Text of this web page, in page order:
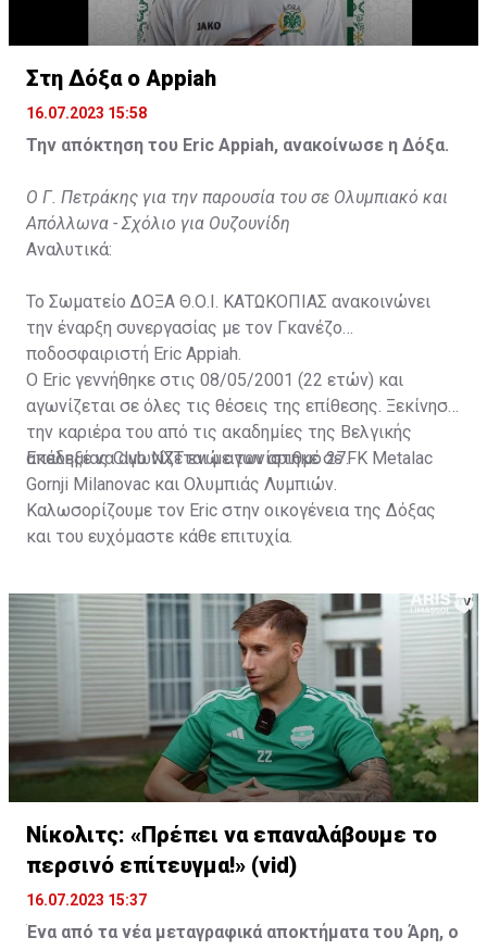
Στη Δόξα ο Appiah
16.07.2023 15:58
Την απόκτηση του Eric Appiah, ανακοίνωσε η Δόξα.
Ο Γ. Πετράκης για την παρουσία του σε Ολυμπιακό και
Απόλλωνα - Σχόλιο για Ουζουνίδη
Αναλυτικά:
Το Σωματείο ΔΟΞΑ Θ.Ο.Ι. ΚΑΤΩΚΟΠΙΑΣ ανακοινώνει
την έναρξη συνεργασίας με τον Γκανέζο
ποδοσφαιριστή Eric Appiah.
Ο Eric γεννήθηκε στις 08/05/2001 (22 ετών) και
αγωνίζεται σε όλες τις θέσεις της επίθεσης. Ξεκίνησε
την καριέρα του από τις ακαδημίες της Βελγικής
ακαδημίας Club NXT ενώ αγωνίστηκε σε FK Metalac
Gornji Milanovac και Ολυμπιάς Λυμπιών.
Επέλεξε να αγωνίζεται με τον αριθμό 27.
Καλωσορίζουμε τον Eric στην οικογένεια της Δόξας
και του ευχόμαστε κάθε επιτυχία.
Νίκολιτς: «Πρέπει να επαναλάβουμε το
περσινό επίτευγμα!» (vid)
16.07.2023 15:37
Ένα από τα νέα μεταγραφικά αποκτήματα του Άρη, ο